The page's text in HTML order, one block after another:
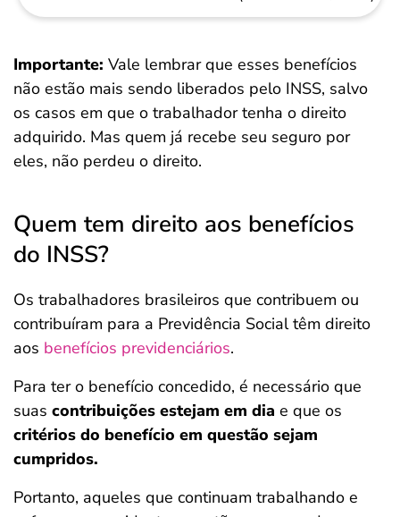
Importante: Vale lembrar que esses benefícios
não estão mais sendo liberados pelo INSS, salvo
os casos em que o trabalhador tenha o direito
adquirido. Mas quem já recebe seu seguro por
eles, não perdeu o direito.
Quem tem direito aos benefícios
do INSS?
Os trabalhadores brasileiros que contribuem ou
contribuíram para a Previdência Social têm direito
aos benefícios previdenciários.
Para ter o benefício concedido, é necessário que
suas contribuições estejam em dia e que os
critérios do benefício em questão sejam
cumpridos.
Portanto, aqueles que continuam trabalhando e